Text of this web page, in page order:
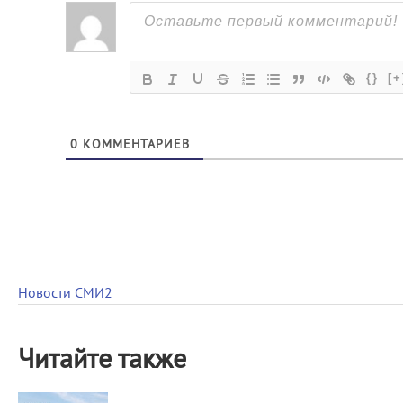
{}
0 КОММЕНТАРИЕВ
Новости СМИ2
Читайте также